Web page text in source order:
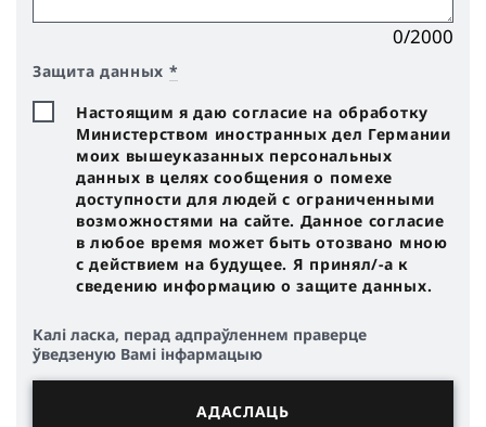
0/2000
Защита данных *
Настоящим я даю согласие на обработку
Министерством иностранных дел Германии
моих вышеуказанных персональных
данных в целях сообщения о помехе
доступности для людей с ограниченными
возможностями на сайте. Данное согласие
в любое время может быть отозвано мною
с действием на будущее. Я принял/-a к
сведению информацию о защите данных.
Калі ласка, перад адпраўленнем праверце
ўведзеную Вамі інфармацыю